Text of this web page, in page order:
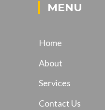
MENU
Home
About
Services
Contact Us